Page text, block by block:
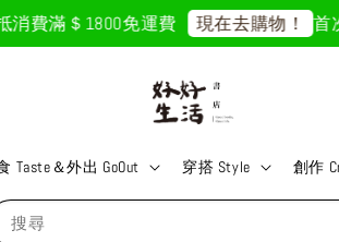
滿＄1800免運費 現在去購物！ 首次註
搜尋
Taste＆外出 GoOut 穿搭 Style 創作